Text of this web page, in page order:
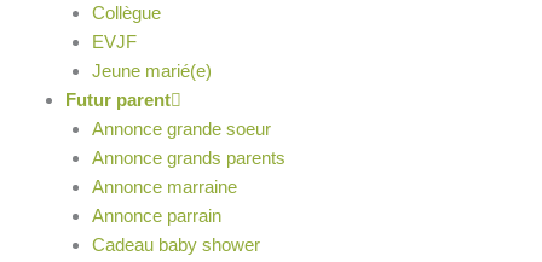
Collègue
EVJF
Jeune marié(e)
Futur parent
Annonce grande soeur
Annonce grands parents
Annonce marraine
Annonce parrain
Cadeau baby shower